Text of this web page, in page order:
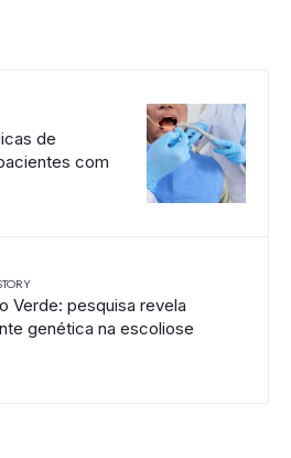
de
com
Verde: pesquisa revela
genética na escoliose